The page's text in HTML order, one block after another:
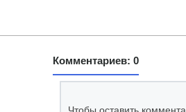
Комментариев: 0